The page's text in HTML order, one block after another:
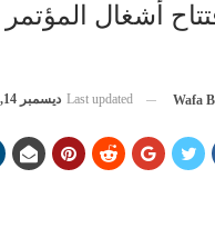
أشغال المؤتمر
Wafa
Last updated ديسمبر 14, 2018